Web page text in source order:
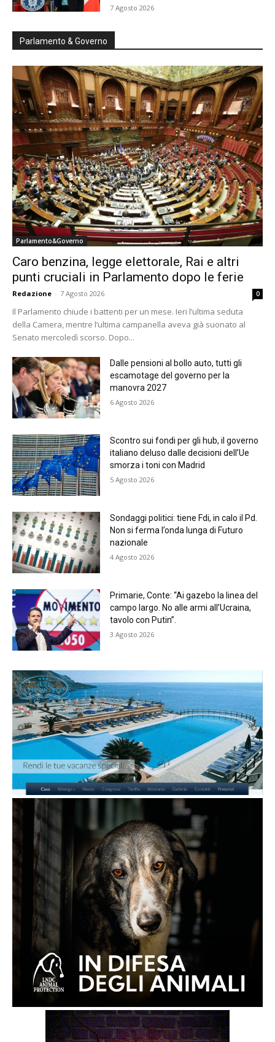
7 Agosto 2026
Parlamento & Governo
Parlamento&Governo
Caro benzina, legge elettorale, Rai e altri
punti cruciali in Parlamento dopo le ferie
Redazione - 7 Agosto 2026 0
Il Parlamento chiude i battenti per un mese. Ieri l’ultima seduta
della Camera, mentre l’ultima campanella aveva già suonato al
Senato mercoledì scorso. Dopo...
Dalle pensioni al bollo auto, tutti gli
escamotage del governo per la
manovra 2027
6 Agosto 2026
Scontro sui fondi per gli hub, il governo
italiano deluso dalle decisioni dell’Ue
smorza i toni con Madrid
5 Agosto 2026
Sondaggi politici: tiene Fdi, in calo il Pd.
Non si ferma l’onda lunga di Futuro
nazionale
4 Agosto 2026
Primarie, Conte: “Ai gazebo la linea del
campo largo. No alle armi all’Ucraina,
tavolo con Putin”.
3 Agosto 2026